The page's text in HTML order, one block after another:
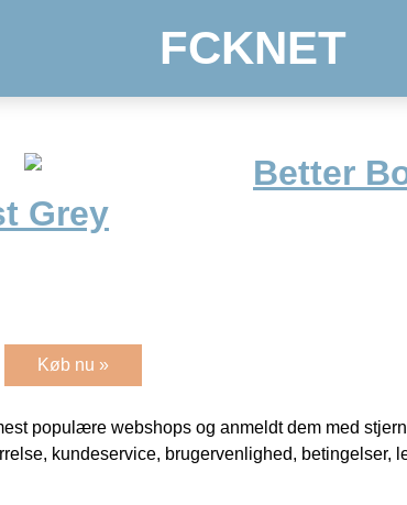
FCKNET
Better
Grey
Køb nu »
populære webshops og anmeldt dem med
kundeservice, brugervenlighed, betingelser,